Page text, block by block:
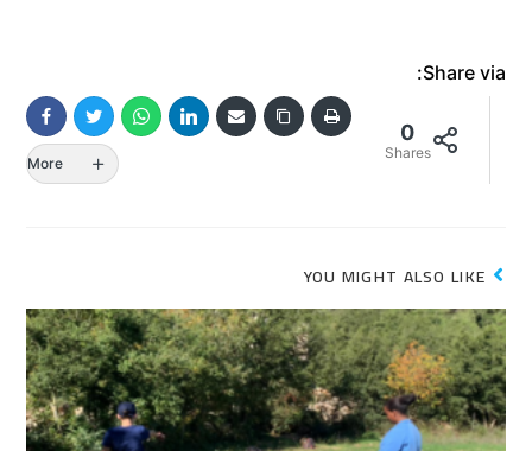
Share via:
0
Shares
More
YOU MIGHT ALSO LIKE